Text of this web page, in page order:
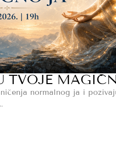
TVOJE
normalnog ja i